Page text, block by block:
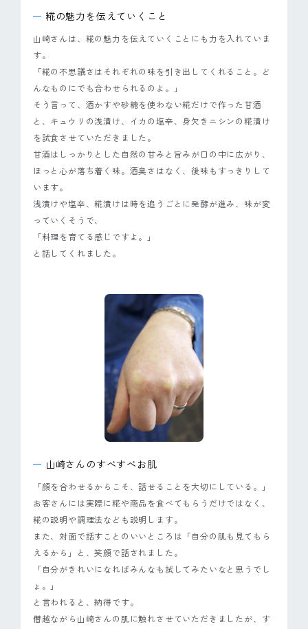
糀の魅力を伝えていくこと
山崎さんは、糀の魅力を伝えていくことにも力を入れていま
す。
「糀の不思議さはそれぞれの味を引き出してくれること。ど
んなものにでも合わせられるのよ。」
そう言って、酒かすや砂糖を使わない糀だけで作った甘酒
と、キュウリの浅漬け、イカの塩辛、身欠きニシンの糀漬け
を試食させていただきました。
甘酒はしっかりとした自然の甘みと旨みが口の中に広がり、
ほっと心が落ち着く味。酒臭さはなく、後味もすっきりして
います。
浅漬けや塩辛、糀漬けは時を追うごとに発酵が進み、味が変
っていくそうで、
「料理を育てる感じですよ。」
と話してくれました。
山崎さんのすべすべお肌
「顔を合わせるからこそ、話せることを大切にしている。」
お客さんには実際に糀や商品を食べてもらうだけではなく、
糀の説明や調理法なども説明します。
また、対面で話すことのいいところは「自分の肌も見てもら
えるから」と、笑顔で話されました。
「自分がきれいになればみんなも試してみたいなと思うでし
ょ。」
と言われると、納得です。
僭越ながら山崎さんの肌に触れさせていただきましたが、す